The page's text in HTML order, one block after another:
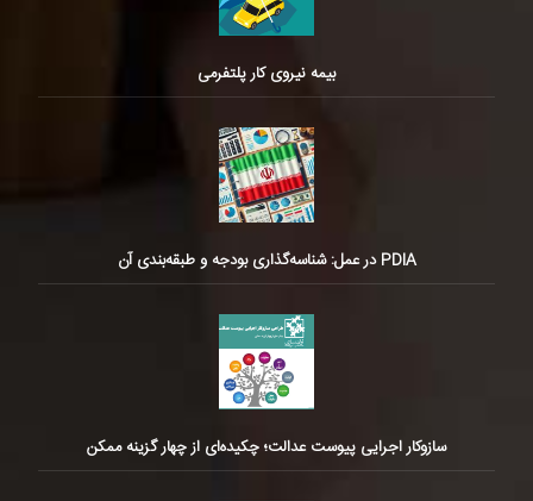
بیمه نیروی کار پلتفرمی
PDIA در عمل: شناسه‌گذاری بودجه و طبقه‌بندی آن
سازوکار اجرایی پیوست عدالت؛ چکیده‌ای از چهار گزینه ممکن